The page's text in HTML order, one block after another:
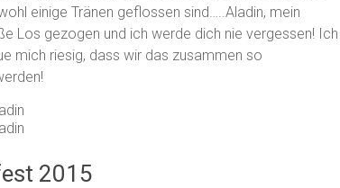
einige Tränen geflossen sind…..Aladin, mein
Los gezogen und ich werde dich nie vergessen! Ich
mich riesig, dass wir das zusammen so
2015